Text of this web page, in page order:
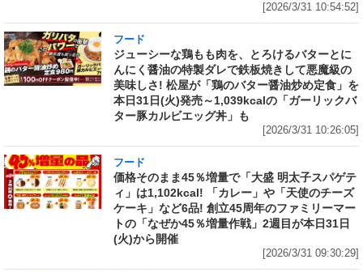
[2026/3/31 10:54:52]
フード
ジューシーな鶏もも肉を、とろけるバターとに
んにく醤油の特製ダレで鉄板焼きして悪魔級の
美味しさ! 松屋が「鶏のバター醤油炒め定食」を
本日31日(火)発売～1,039kcalの「ガーリックバ
ター豚カルビエッグ丼」も
[2026/3/31 10:26:05]
フード
価格そのまま45％増量で「大盛 明太子スパゲテ
ィ」は1,102kcal! 「カレー」や「天使のチーズ
ケーキ」など6品! 創立45周年のファミリーマー
トの「なぜか45％増量作戦」2週目が本日31日
(火)から開催
[2026/3/31 09:30:29]